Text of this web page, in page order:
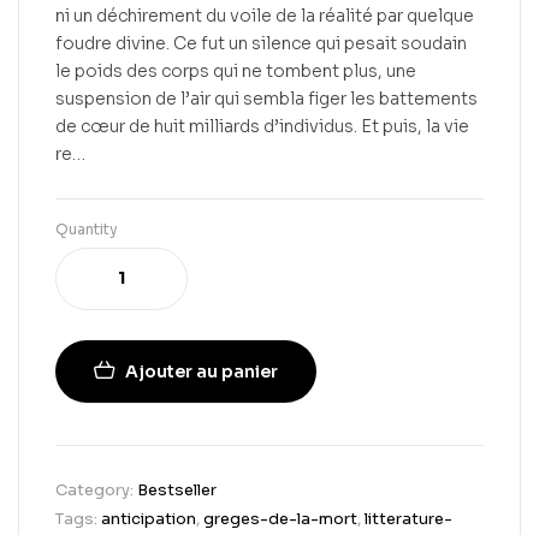
ni un déchirement du voile de la réalité par quelque
foudre divine. Ce fut un silence qui pesait soudain
le poids des corps qui ne tombent plus, une
suspension de l’air qui sembla figer les battements
de cœur de huit milliards d’individus. Et puis, la vie
re…
Quantity
Ajouter au panier
Category: Bestseller
Tags: anticipation,greges-de-la-mort,litterature-